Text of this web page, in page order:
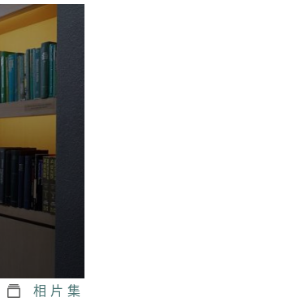
相片集